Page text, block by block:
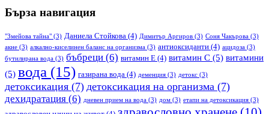
Бърза навигация
"Змейова тайна" (3) Даниела Стойкова (4) Димитър Аргиров (3) Соня Чакърова (3)
акне (3) алкално-киселинен баланс на организма (3) антиоксиданти (4) ацидоза (3)
бутилирана вода (3) бъбреци (6) витамин Е (4) витамин С (5) витамини
(5) вода (15) газирана вода (4) деменция (3) детокс (3)
детоксикация (7) детоксикация на организма (7)
дехидратация (6) дневен прием на вода (3) дом (3) етапи на детоксикация (3)